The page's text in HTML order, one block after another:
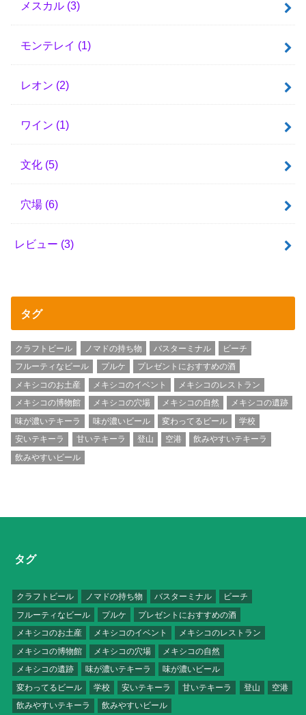
メスカル (3)
モンテレイ (1)
レオン (2)
ワイン (1)
文化 (5)
穴場 (6)
レビュー (3)
タグ
クラフトビール ノマドの持ち物 バスターミナル
ビーチ
フルーティなビール
プルケ
プレゼントにおすすめの酒
メキシコのお土産
メキシコのイベント
メキシコのレストラン
メキシコの博物館
メキシコの穴場 メキシコの自然
メキシコの遺跡
味が濃いテキーラ
味が濃いビール 変わってるビール
学校
安いテキーラ
甘いテキーラ 登山 空港
飲みやすいテキーラ
飲みやすいビール
タグ
クラフトビール ノマドの持ち物 バスターミナル
ビーチ
フルーティなビール
プルケ
プレゼントにおすすめの酒
メキシコのお土産
メキシコのイベント
メキシコのレストラン
メキシコの博物館
メキシコの穴場
メキシコの自然
メキシコの遺跡
味が濃いテキーラ
味が濃いビール
変わってるビール
学校 安いテキーラ 甘いテキーラ 登山
空港
飲みやすいテキーラ
飲みやすいビール